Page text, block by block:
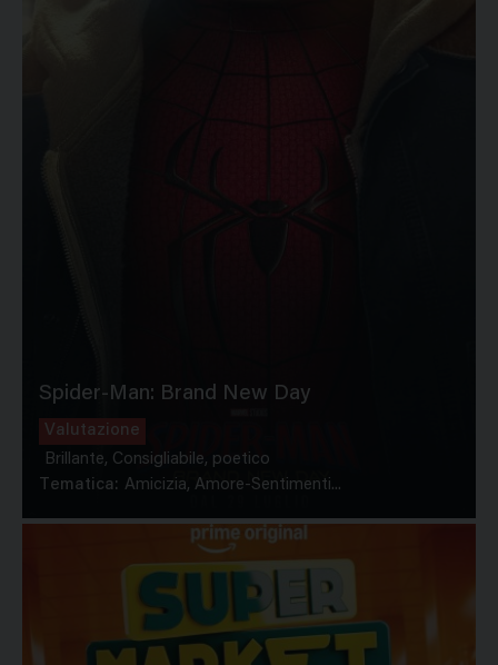
Spider-Man: Brand New Day
Valutazione
Brillante, Consigliabile, poetico
Tematica: Amicizia, Amore-Sentimenti...